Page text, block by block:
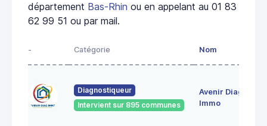
département Bas-Rhin ou en appelant au 01 83
62 99 51 ou par mail.
- Catégorie Nom
Diagnostiqueur
Intervient sur 895 communes
Avenir Diag
Immo